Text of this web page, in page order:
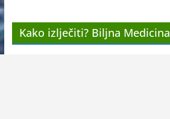
Kako izlječiti? Biljna Medicina